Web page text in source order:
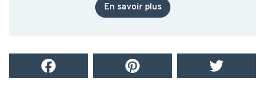
En savoir plus